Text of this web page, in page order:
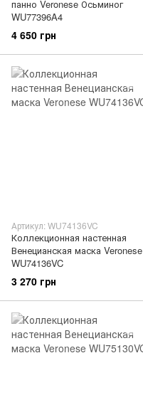
панно Veronese Осьминог
WU77396A4
4 650 грн
Артикул: WU74136VC
Коллекционная настенная
Венецианская маска Veronese
WU74136VC
3 270 грн